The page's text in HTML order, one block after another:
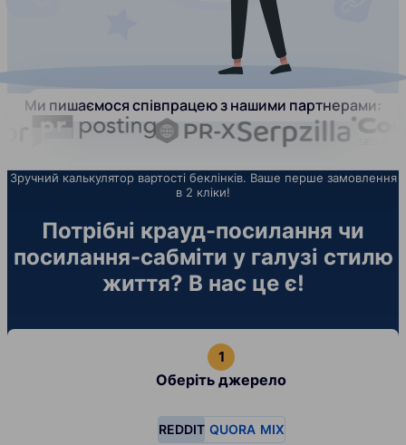
Ми пишаємося співпрацею з нашими партнерами:
Зручний калькулятор вартості беклінків. Ваше перше замовлення
в 2 кліки!
Потрібні крауд-посилання чи
посилання-сабміти у галузі стилю
життя? В нас це є!
Оберіть джерело
REDDIT QUORA MIX